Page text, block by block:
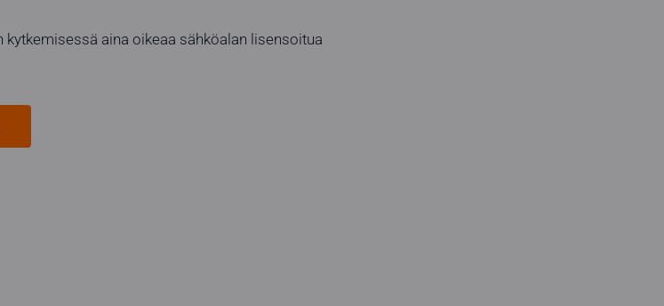
kytkemisessä aina oikeaa sähköalan lisensoitua